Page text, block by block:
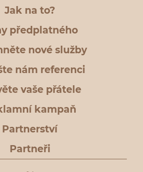
Jak na to?
předplatného
nové služby
nám referenci
vaše přátele
kampaň
Partnerství
Partneři